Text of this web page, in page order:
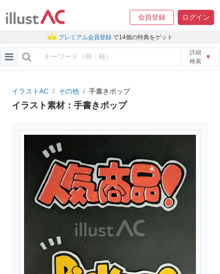
会員登録 ログイン
プレミアム会員登録 で14個の特典をゲット
詳細
検索
▼
イラストAC その他 手書きポップ
イラスト素材：手書きポップ